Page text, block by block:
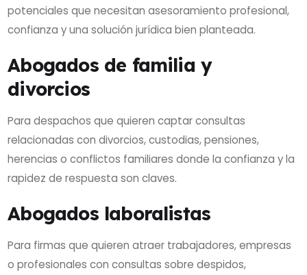
potenciales que necesitan asesoramiento profesional,
confianza y una solución jurídica bien planteada.
Abogados de familia y
divorcios
Para despachos que quieren captar consultas
relacionadas con divorcios, custodias, pensiones,
herencias o conflictos familiares donde la confianza y la
rapidez de respuesta son claves.
Abogados laboralistas
Para firmas que quieren atraer trabajadores, empresas
o profesionales con consultas sobre despidos,